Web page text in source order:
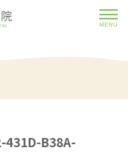
MENU
431D-B38A-